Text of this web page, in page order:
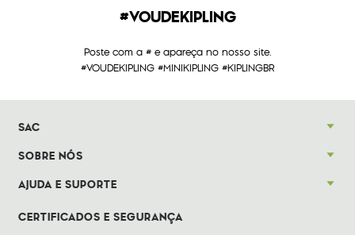
#VOUDEKIPLING
Poste com a # e apareça no nosso site.
#VOUDEKIPLING #MINIKIPLING #KIPLINGBR
SAC
SOBRE NÓS
AJUDA E SUPORTE
CERTIFICADOS E SEGURANÇA